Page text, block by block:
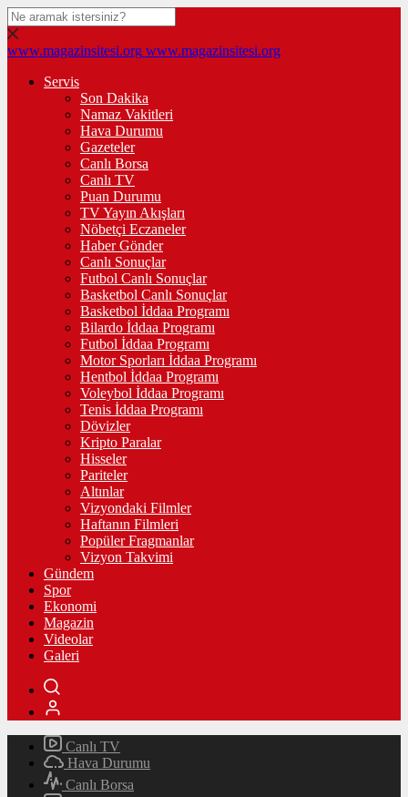
www.magazinsitesi.org www.magazinsitesi.org
Servis
Son Dakika
Namaz Vakitleri
Hava Durumu
Gazeteler
Canlı Borsa
Canlı TV
Puan Durumu
TV Yayın Akışları
Nöbetçi Eczaneler
Haber Gönder
Canlı Sonuçlar
Futbol Canlı Sonuçlar
Basketbol Canlı Sonuçlar
Basketbol İddaa Programı
Bilardo İddaa Programı
Futbol İddaa Programı
Motor Sporları İddaa Programı
Hentbol İddaa Programı
Voleybol İddaa Programı
Tenis İddaa Programı
Dövizler
Kripto Paralar
Hisseler
Pariteler
Altınlar
Vizyondaki Filmler
Haftanın Filmleri
Popüler Fragmanlar
Vizyon Takvimi
Gündem
Spor
Ekonomi
Magazin
Videolar
Galeri
Canlı TV
Hava Durumu
Canlı Borsa